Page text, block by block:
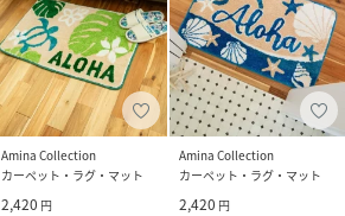
Amina Collection
カーペット・ラグ・マット
2,420 円
Amina Collection
カーペット・ラグ・マット
2,420 円